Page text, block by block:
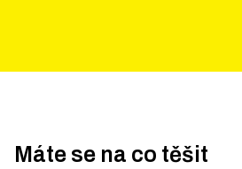
Máte se na co těšit